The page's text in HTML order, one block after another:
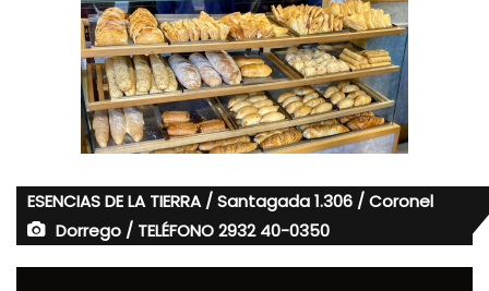
ESENCIAS DE LA TIERRA / Santagada 1.306 / Coronel
Dorrego / TELÉFONO 2932 40-0350